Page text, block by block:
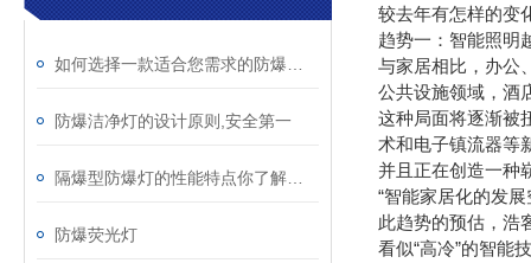
防爆洁净灯的设计原则,安全第一
防爆荧光灯
较去年有怎样的变
趋势一：智能照明
与家居相比，办公
公共设施领域，酒
这种局面将逐渐被
术和电子镇流器等
并且正在创造一种
“智能家居化的发
此趋势的预估，浩
看似“高冷”的智能